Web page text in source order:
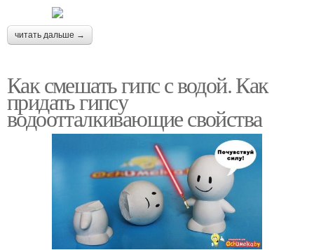
читать дальше →
Как смешать гипс с водой. Как
придать гипсу
водоотталкивающие свойства